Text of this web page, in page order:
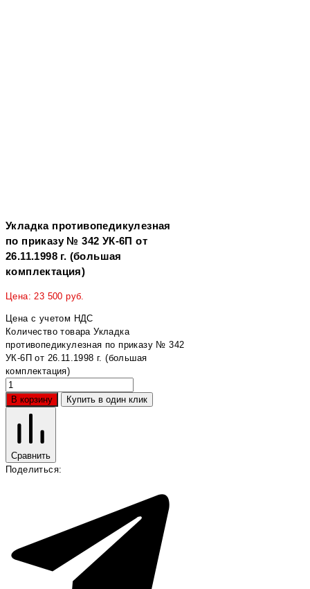
Укладка противопедикулезная
по приказу № 342 УК-6П от
26.11.1998 г. (большая
комплектация)
Цена:23 500 руб.
Цена с учетом НДС
Количество товара Укладка
противопедикулезная по приказу № 342
УК-6П от 26.11.1998 г. (большая
комплектация)
В корзину Купить в один клик
Сравнить
Поделиться: